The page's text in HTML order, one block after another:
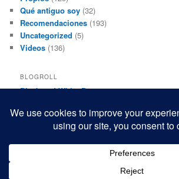
Qué antiguo soy (32)
Recomendaciones (193)
Uncategorized (5)
Videos (136)
BLOGROLL
Black and White Power
Mis macrofotografías
Teresita Rivas
Funciona gracias a WordPress